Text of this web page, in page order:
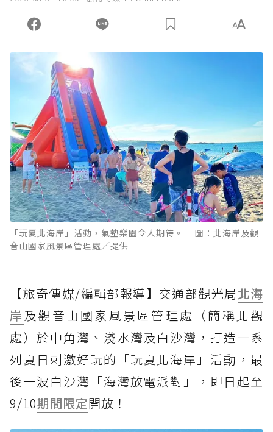
「玩夏北海岸」活動，氣墊樂園令人期待。 圖：北海岸及觀
音山國家風景區管理處／提供
【旅奇傳媒/編輯部報導】交通部觀光局北海
岸 及觀音山國家風景區管理處（簡稱北觀
處）於中角灣、淺水灣及白沙灣，打造一系
列夏日刺激好玩的「玩夏北海岸」活動，最
後一波白沙灣「海灣放電派對」，即日起至
9/10期間限定開放！